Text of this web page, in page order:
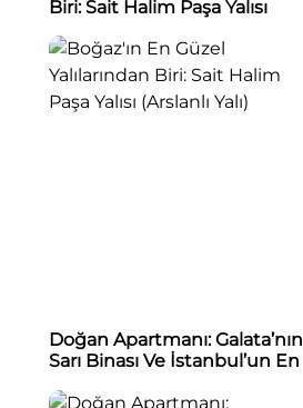
Biri: Sait Halim Paşa Yalısı
Doğan Apartmanı: Galata’nın
Sarı Binası Ve İstanbul’un En